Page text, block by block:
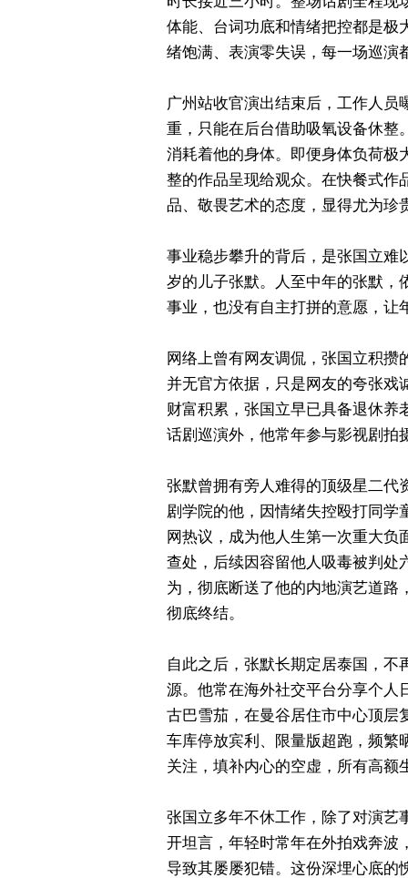
体能、台词功底和情绪把控都是极
绪饱满、表演零失误，每一场巡演
广州站收官演出结束后，工作人员
重，只能在后台借助吸氧设备休整
消耗着他的身体。即便身体负荷极
整的作品呈现给观众。在快餐式作
品、敬畏艺术的态度，显得尤为珍
事业稳步攀升的背后，是张国立难
岁的儿子张默。人至中年的张默，
事业，也没有自主打拼的意愿，让
网络上曾有网友调侃，张国立积
并无官方依据，只是网友的夸张戏
财富积累，张国立早已具备退休养
话剧巡演外，他常年参与影视剧拍
张默曾拥有旁人难得的顶级星二代
剧学院的他，因情绪失控殴打同学
网热议，成为他人生第一次重大负
查处，后续因容留他人吸毒被判处
为，彻底断送了他的内地演艺道路
彻底终结。
自此之后，张默长期定居泰国，
源。他常在海外社交平台分享个人
古巴雪茄，在曼谷居住市中心顶层
车库停放宾利、限量版超跑，频繁
关注，填补内心的空虚，所有高额
张国立多年不休工作，除了对演艺
开坦言，年轻时常年在外拍戏奔波
导致其屡屡犯错。这份深埋心底的